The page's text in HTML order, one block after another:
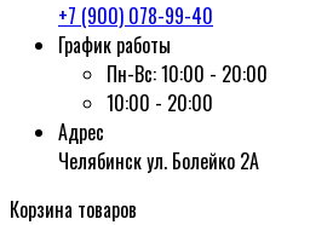
+7 (900) 078-99-40
График работы
Пн-Вс:10:00 - 20:00
10:00 - 20:00
Адрес
Челябинск ул. Болейко 2А
Корзина товаров